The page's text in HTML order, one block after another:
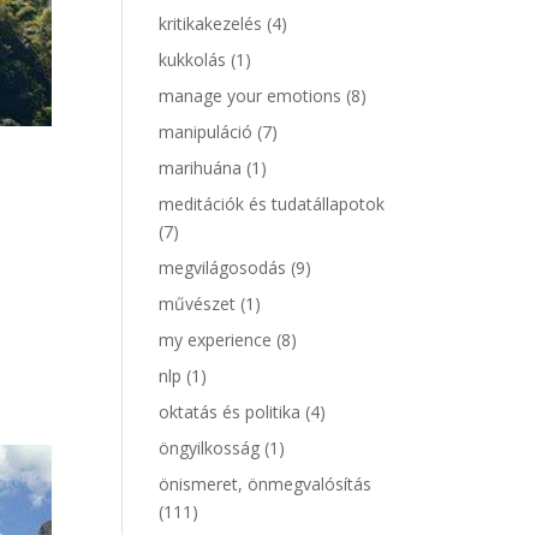
kritikakezelés (4)
kukkolás (1)
manage your emotions (8)
manipuláció (7)
marihuána (1)
meditációk és tudatállapotok
(7)
megvilágosodás (9)
művészet (1)
my experience (8)
nlp (1)
oktatás és politika (4)
öngyilkosság (1)
önismeret, önmegvalósítás
(111)